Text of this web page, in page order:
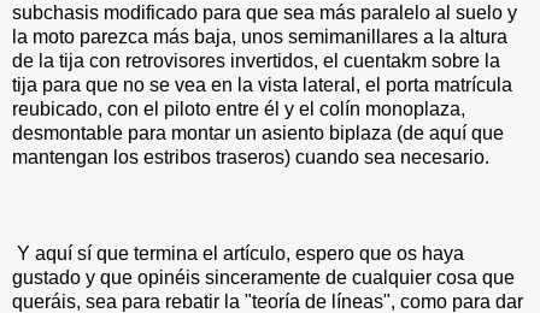
subchasis modificado para que sea más paralelo al suelo y
la moto parezca más baja, unos semimanillares a la altura
de la tija con retrovisores invertidos, el cuentakm sobre la
tija para que no se vea en la vista lateral, el porta matrícula
reubicado, con el piloto entre él y el colín monoplaza,
desmontable para montar un asiento biplaza (de aquí que
mantengan los estribos traseros) cuando sea necesario.
Y aquí sí que termina el artículo, espero que os haya
gustado y que opinéis sinceramente de cualquier cosa que
queráis, sea para rebatir la "teoría de líneas", como para dar